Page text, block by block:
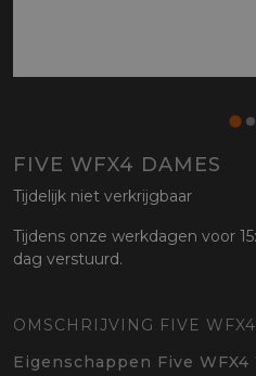
FIVE WFX4 DAMES
Tijdelijk niet verkrijgbaar
Tijdens onze werkdagen voor
dag verstuurd.
OMSCHRIJVING FIVE
Eigenschappen Five WFX4